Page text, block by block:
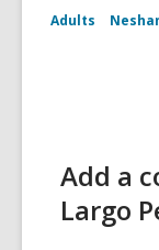
Adults
Add a
Largo